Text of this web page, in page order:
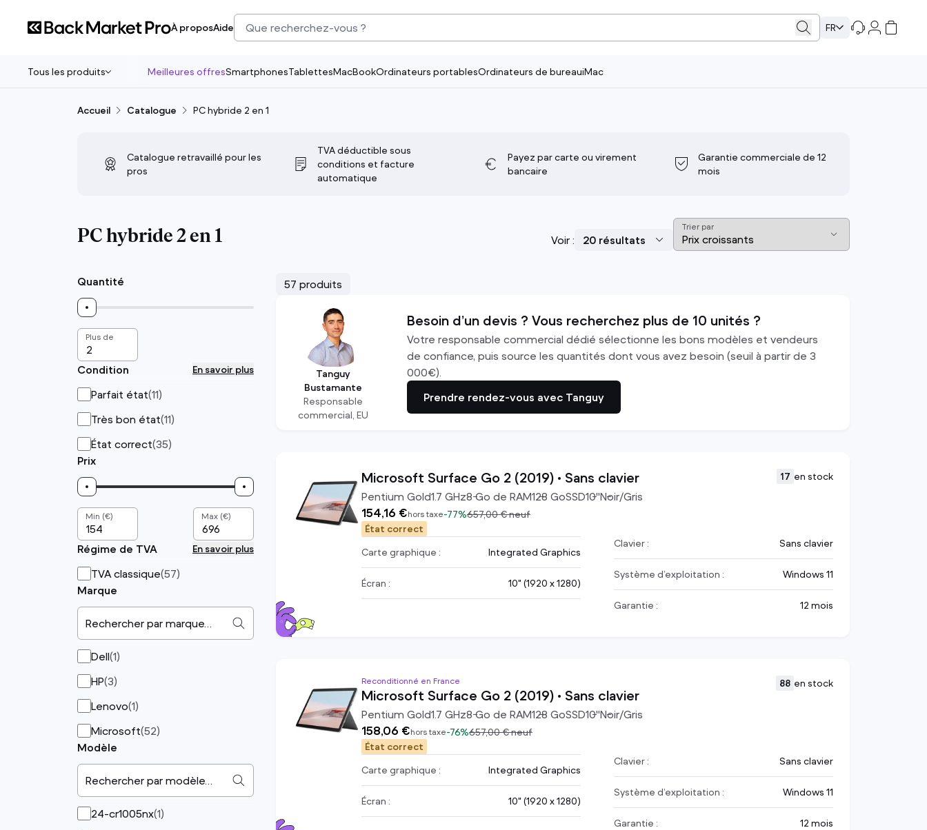
À proposAide FR
Tous les produits
reconditionné pour vos équipes. Des
appareils 100% fonctionnels avec jusqu’à
Smartphones Android
voir tout
Tablettes Android
Notebook & Ultraportable
PC portable Gaming
MacBook
Ordinateur tout-en-un
Mac mini
Ecrans PC
Ecrans Apple
TV
voir tout
Chargeurs d'ordinateur
Souris
Claviers
voir tout
voir tout
Meilleures offresSmartphonesTablettesMacBookOrdinateurs portablesOrdinateurs de bureauiMac
Accueil Catalogue PC hybride 2 en 1
Catalogue retravaillé pour les
pros
TVA déductible sous
conditions et facture
automatique
Payez par carte ou virement
bancaire
Garantie commerciale de 12
mois
PC hybride 2 en 1 Voir :
Trier par
Quantité
Plus de
Condition En savoir plus
Parfait état(11)
Très bon état(11)
État correct(35)
Prix
Min (€) Max (€)
Régime de TVA En savoir plus
TVA classique(57)
Marque
Rechercher par marque…
Dell(1)
HP(3)
Lenovo(1)
Microsoft(52)
Modèle
Rechercher par modèle…
24-cr1005nx(1)
57 produits
Tanguy
Bustamante
Responsable
commercial, EU
Besoin d’un devis ? Vous recherchez plus de 10 unités ?
Votre responsable commercial dédié sélectionne les bons modèles et vendeurs
de confiance, puis source les quantités dont vous avez besoin (seuil à partir de 3
000€).
Prendre rendez-vous avec Tanguy
Microsoft Surface Go 2 (2019) • Sans clavier
Pentium Gold1.7 GHz8Go de RAM128 GoSSD10"Noir/Gris
154,16 €hors taxe-77%657,00 €neuf
État correct
17 en stock
Carte graphique : Integrated Graphics
Écran : 10" (1920 x 1280)
Clavier : Sans clavier
Système d’exploitation : Windows 11
Garantie : 12 mois
Reconditionné en France
Microsoft Surface Go 2 (2019) • Sans clavier
Pentium Gold1.7 GHz8Go de RAM128 GoSSD10"Noir/Gris
158,06 €hors taxe-76%657,00 €neuf
État correct
88 en stock
Carte graphique : Integrated Graphics
Écran : 10" (1920 x 1280)
Clavier : Sans clavier
Système d’exploitation : Windows 11
Garantie : 12 mois